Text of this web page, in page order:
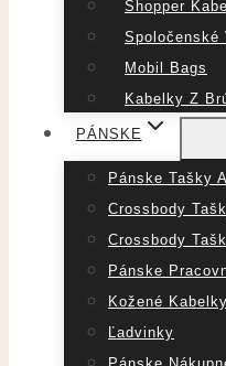
Shopper
Spoločenské
Mobil Bags
Kabelky Z
PÁNSKE
Pánske Tašky
Crossbody
Crossbody
Pánske
Kožené Kabelky
Ľadvinky